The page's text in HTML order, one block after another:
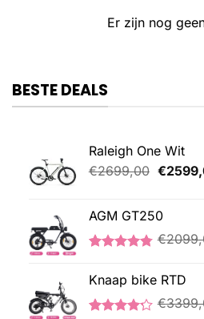
Er zijn nog
BESTE DEALS
Raleigh One Wit
€2699,00 €
AGM GT250
4.76
op 5
gebaseerd
op
klantbeoordelingen
€
Knaap bike RTD
€